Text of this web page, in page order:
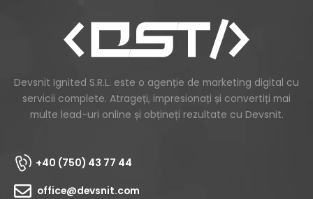
Devsnit Ignited S.R.L. este o agenție de marketing digital cu
servicii complete. Atrageți, impresionați și convertiți mai
multe lead-uri online și obțineți rezultate cu Devsnit.
+40 (750) 43 77 44
office@devsnit.com